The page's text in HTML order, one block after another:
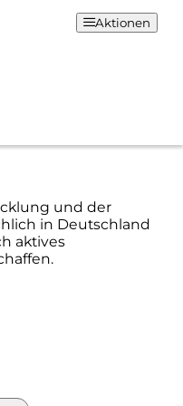
Aktionen
und der
in Deutschland
aktives